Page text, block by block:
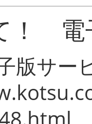
！ 電
版サー